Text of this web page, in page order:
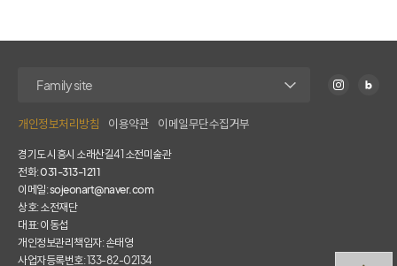
경기도 시흥시 소래산길41 소전미술관
전화:031-313-1211
이메일:sojeonart@naver.com
상호: 소전재단
대표: 이동섭
개인정보관리책임자: 손태영
사업자등록번호: 133-82-02134
개인정보처리방침 이용약관 이메일무단수집거부